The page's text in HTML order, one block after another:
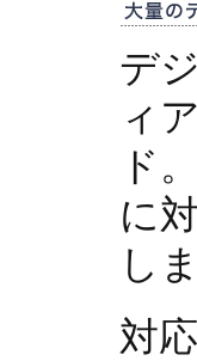
デ
ィ
ド
に
し
対